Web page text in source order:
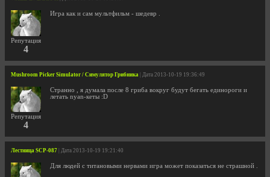
Репутация
4
Игра как и сам мультфильм - шедевр .
Mushroom Picker Simulator / Симулятор Грибника | Дата 2013-10-19 19:36:49
Репутация
4
Странно , я думала после 8 гриба вокруг будут бегать единороги и
летать nyan-кеты :D
Лестница SCP-087 | Дата 2013-10-19 19:21:40
Для людей с титановыми нервами игра может показаться не страшной .